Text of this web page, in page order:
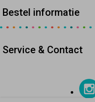
Bestel informatie
Service & Contact